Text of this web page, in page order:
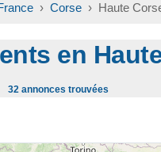
›Corse › Haute
en
32 annonces trouvées